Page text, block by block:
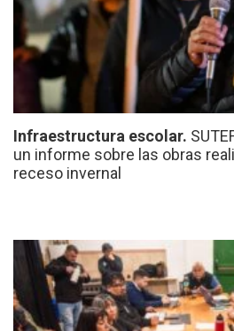
Infraestructura escolar.
un informe sobre las obras
receso invernal